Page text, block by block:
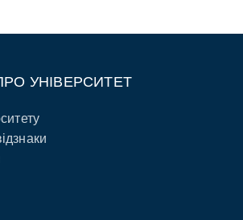
УНІВЕРСИТЕТ